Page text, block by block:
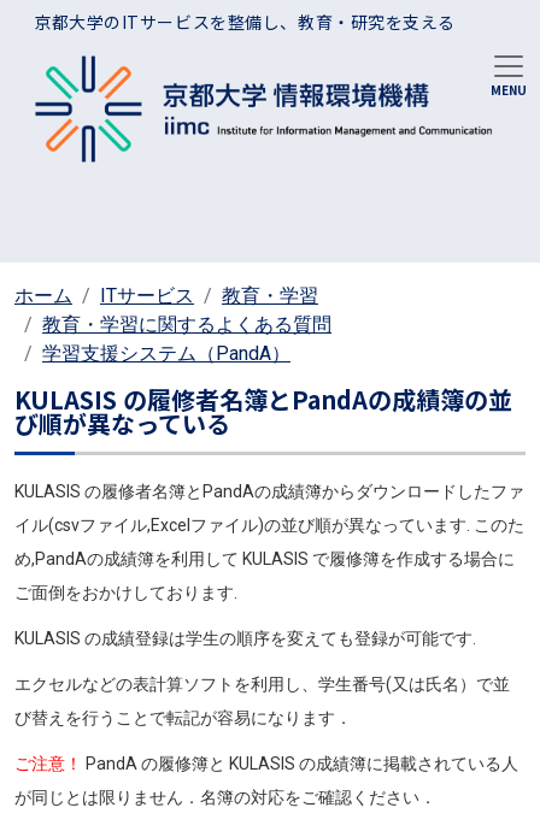
メインコンテンツに移動
京都大学のITサービスを整備し、教育・研究を支える
ホーム ITサービス
教育・学習
教育・学習に関するよくある質問
学習支援システム（PandA）
KULASIS の履修者名簿とPandAの成績簿の並
び順が異なっている
KULASIS の履修者名簿とPandAの成績簿からダウンロードしたファ
イル(csvファイル,Excelファイル)の並び順が異なっています. このた
め,PandAの成績簿を利用して KULASIS で履修簿を作成する場合に
ご面倒をおかけしております.
KULASIS の成績登録は学生の順序を変えても登録が可能です.
エクセルなどの表計算ソフトを利用し、学生番号(又は氏名）で並
び替えを行うことで転記が容易になります．
ご注意！
PandA の履修簿と KULASIS の成績簿に掲載されている人
が同じとは限りません．名簿の対応をご確認ください．